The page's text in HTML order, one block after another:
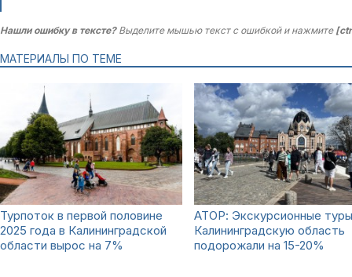
Нашли ошибку в тексте?Выделите мышью текст с ошибкой и нажмите
МАТЕРИАЛЫ ПО ТЕМЕ
Турпоток в первой половине
2025 года в Калининградской
области вырос на 7%
АТОР: Экскурсионные
Калининградскую область
подорожали на 15-20%